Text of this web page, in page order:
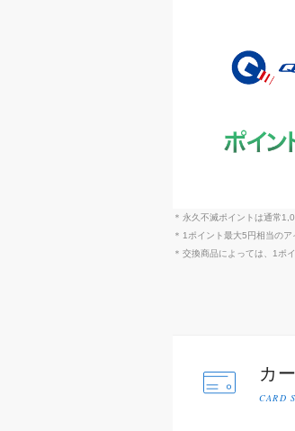
永久不滅ポイントは通常
1ポイント最大5円相当のア
交換商品によっては、1ポ
カ
CARD